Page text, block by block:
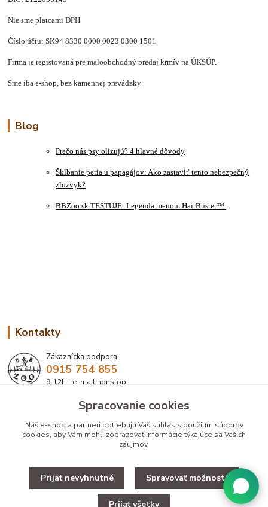
Nie sme platcami DPH
Číslo účtu: SK94 8330 0000 0023 0300 1501
Firma je registovaná pre maloobchodný predaj krmív na ÚKSÚP.
Sme iba e-shop, bez kamennej prevádzky
Blog
Prečo nás psy olizujú? 4 hlavné dôvody
Šklbanie peria u papagájov: Ako zastaviť tento nebezpečný
zlozvyk?
BBZoo.sk TESTUJE: Legenda menom HairBuster™.
Kontakty
Zákaznícka podpora
0915 754 855
9-12h - e-mail nonstop
eshop@bbzoo.sk
Upravit zber cookies.
Spracovanie cookies
Náš e-shop a partneri potrebujú Váš súhlas s použitím súborov
cookies, aby Vám mohli zobrazovať informácie týkajúce sa Vašich
záujmov.
Prijať nevyhnutné Spravovať možnosti
Prijať všetky